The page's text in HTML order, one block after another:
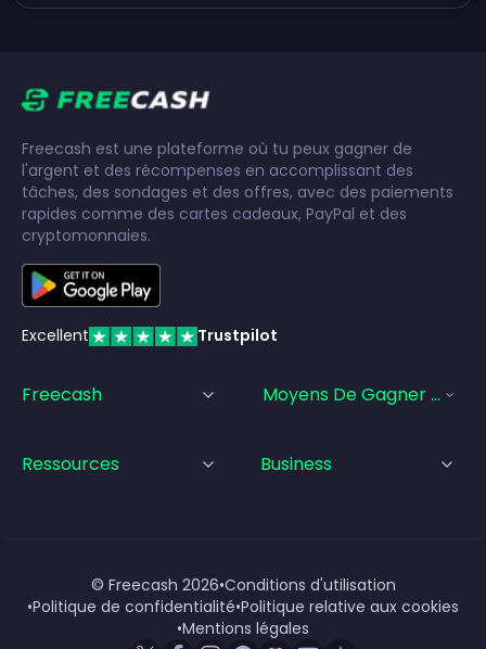
Freecash est une plateforme où tu peux gagner de
l'argent et des récompenses en accomplissant des
tâches, des sondages et des offres, avec des paiements
rapides comme des cartes cadeaux, PayPal et des
cryptomonnaies.
Excellent Trustpilot
Freecash Moyens De Gagner De
Ressources Business
© Freecash 2026•Conditions d'utilisation
•Politique de confidentialité•Politique relative aux cookies
•Mentions légales